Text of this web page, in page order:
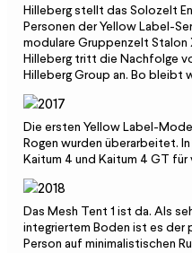
Hilleberg stellt das Solozelt
Personen der Yellow Label-
modulare Gruppenzelt Stalon
Hilleberg tritt die Nachfolge
Hilleberg Group an. Bo bleibt
Die ersten Yellow Label-
Rogen wurden überarbeitet.
Kaitum 4 und Kaitum 4 GT für
Das Mesh Tent 1 ist da. Als
integriertem Boden ist es der
Person auf minimalistischen